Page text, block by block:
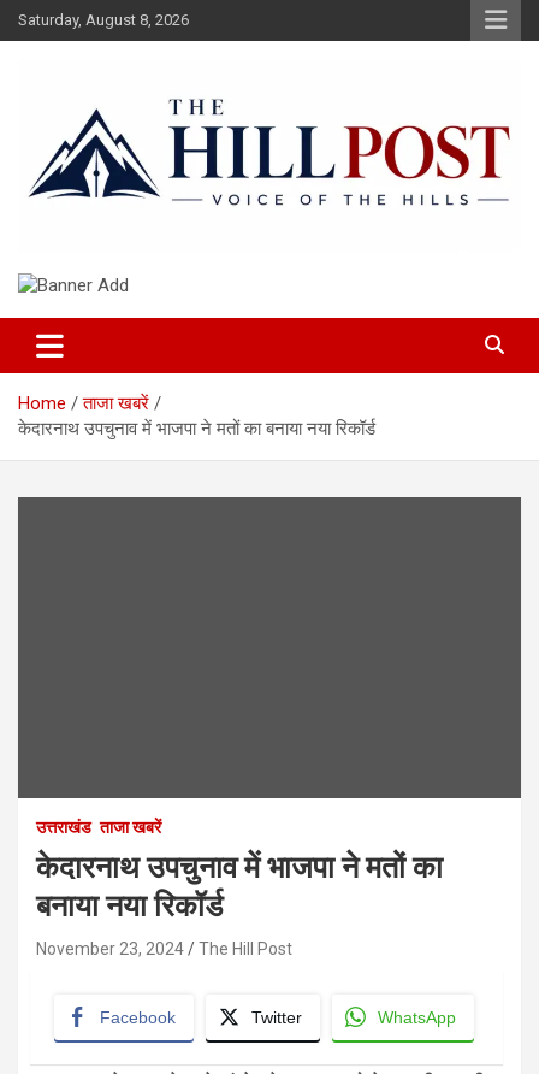
Skip
to
Saturday, August 8, 2026
The Hillpost
Home
ताजा खबरें
केदारनाथ उपचुनाव में भाजपा ने मतों का बनाया नया रिकॉर्ड
उत्तराखंड ताजा खबरें
केदारनाथ उपचुनाव में भाजपा ने मतों का
बनाया नया रिकॉर्ड
November 23, 2024 The Hill Post
Facebook Twitter WhatsApp